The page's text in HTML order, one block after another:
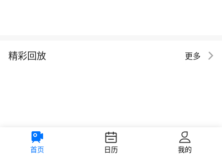
精彩回放 更多
首页 日历 我的